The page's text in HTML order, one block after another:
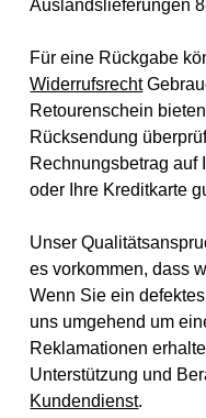
Auslandslieferungen
Für eine Rückgabe
Widerrufsrecht
Retourenschein
Rücksendung
Rechnungsbetrag auf
oder Ihre Kreditkarte
Unser
es vorkommen, dass
Wenn Sie ein
uns umgehend um
Reklamationen
Unterstützung und
Kundendienst.